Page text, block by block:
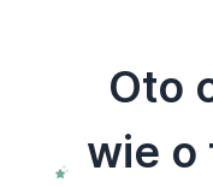
Oto
wie o